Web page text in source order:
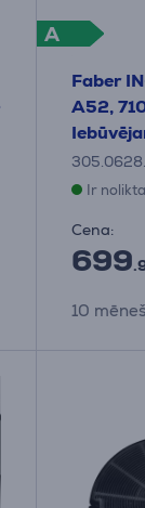
A
Faber
A52,
Ir
Cena:
699
10